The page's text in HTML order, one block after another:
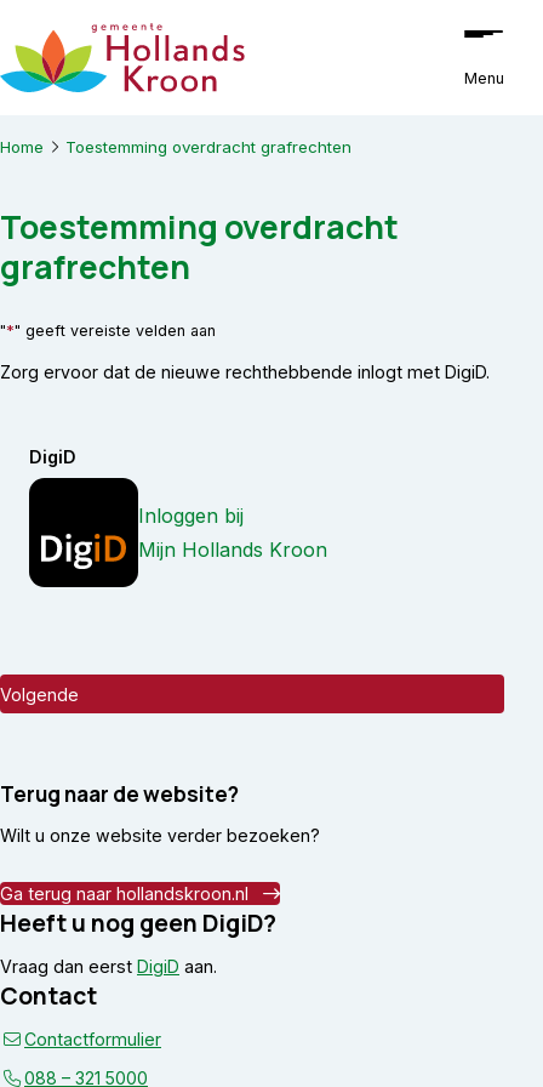
Ga naar de inhoud
Menu
Home Toestemming overdracht grafrechten
Toestemming overdracht
grafrechten
"*" geeft vereiste velden aan
Zorg ervoor dat de nieuwe rechthebbende inlogt met DigiD.
DigiD
Inloggen bij
Mijn Hollands Kroon
Terug naar de website?
Wilt u onze website verder bezoeken?
Ga terug naar hollandskroon.nl
Heeft u nog geen DigiD?
Vraag dan eerst DigiD aan.
Contact
Contactformulier
088 – 321 5000